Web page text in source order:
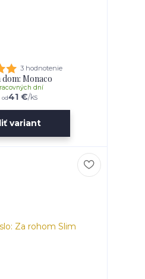
3 hodnotenie
dom: Monaco
od41 €/ks
dní
variant